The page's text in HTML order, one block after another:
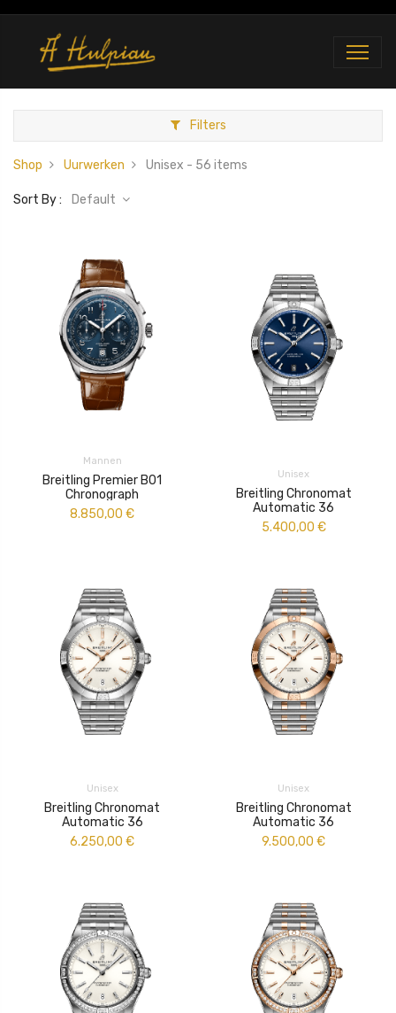
Filters
Shop Uurwerken Unisex - 56 items
Sort By : Default
Mannen
Breitling Premier B01
Chronograph
8.850,00 €
Unisex
Breitling Chronomat
Automatic 36
5.400,00 €
Unisex
Breitling Chronomat
Automatic 36
6.250,00 €
Unisex
Breitling Chronomat
Automatic 36
9.500,00 €